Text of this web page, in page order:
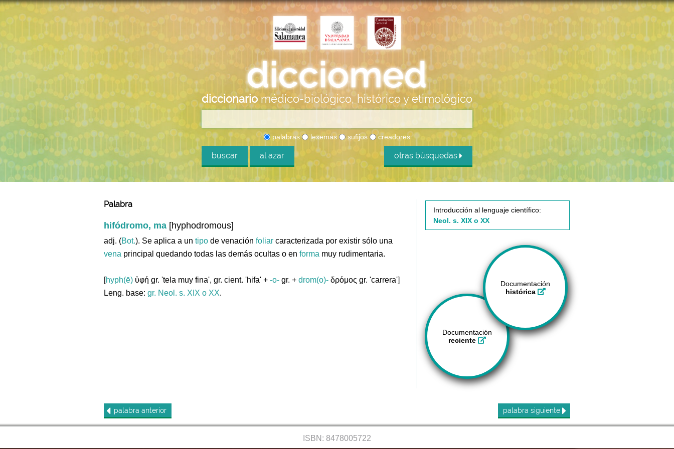
diccionario médico-biológico, histórico y etimológico
palabras lexemas sufijos creadores
buscar al azar otras búsquedas
Palabra
hifódromo, ma [hyphodromous]
adj. (Bot.). Se aplica a un tipo de venación foliar caracterizada por existir sólo una
vena principal quedando todas las demás ocultas o en forma muy rudimentaria.
[hyph(ē) ὑφή gr. 'tela muy fina', gr. cient. 'hifa' + -o- gr. + drom(o)- δρόμος gr. 'carrera']
Leng. base: gr. Neol. s. XIX o XX.
Introducción al lenguaje científico:
Neol. s. XIX o XX
Documentación
histórica
Documentación
reciente
palabra anterior palabra siguiente
ISBN: 8478005722